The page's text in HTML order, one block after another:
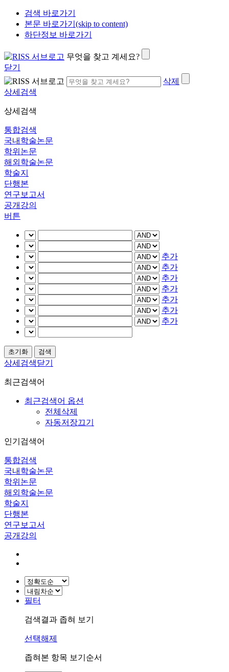
검색 바로가기
본문 바로가기(skip to content)
하단정보 바로가기
무엇을 찾고 계세요?
닫기
삭제
상세검색
상세검색
통합검색
국내학술논문
학위논문
해외학술논문
학술지
단행본
연구보고서
공개강의
버튼
추가
추가
추가
추가
추가
추가
추가
상세검색닫기
최근검색어
최근검색어 옵션
전체삭제
자동저장끄기
인기검색어
통합검색
국내학술논문
학위논문
해외학술논문
학술지
단행본
연구보고서
공개강의
필터
검색결과 좁혀 보기
선택해제
좁혀본 항목 보기순서